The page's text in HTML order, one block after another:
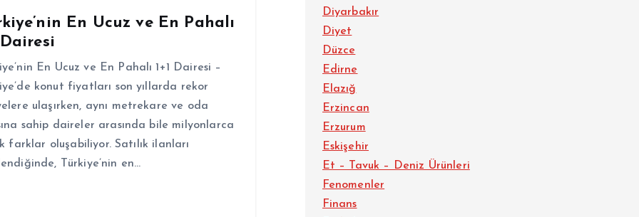
En Ucuz ve En Pahalı
Dairesi
En Ucuz ve En Pahalı 1+1 Dairesi –
konut fiyatları son yıllarda rekor
ulaşırken, aynı metrekare ve oda
sahip daireler arasında bile milyonlarca
farklar oluşabiliyor. Satılık ilanları
Türkiye’nin en…
Diyarbakır
Diyet
Düzce
Edirne
Elazığ
Erzincan
Erzurum
Eskişehir
Et – Tavuk – Deniz Ürünleri
Fenomenler
Finans